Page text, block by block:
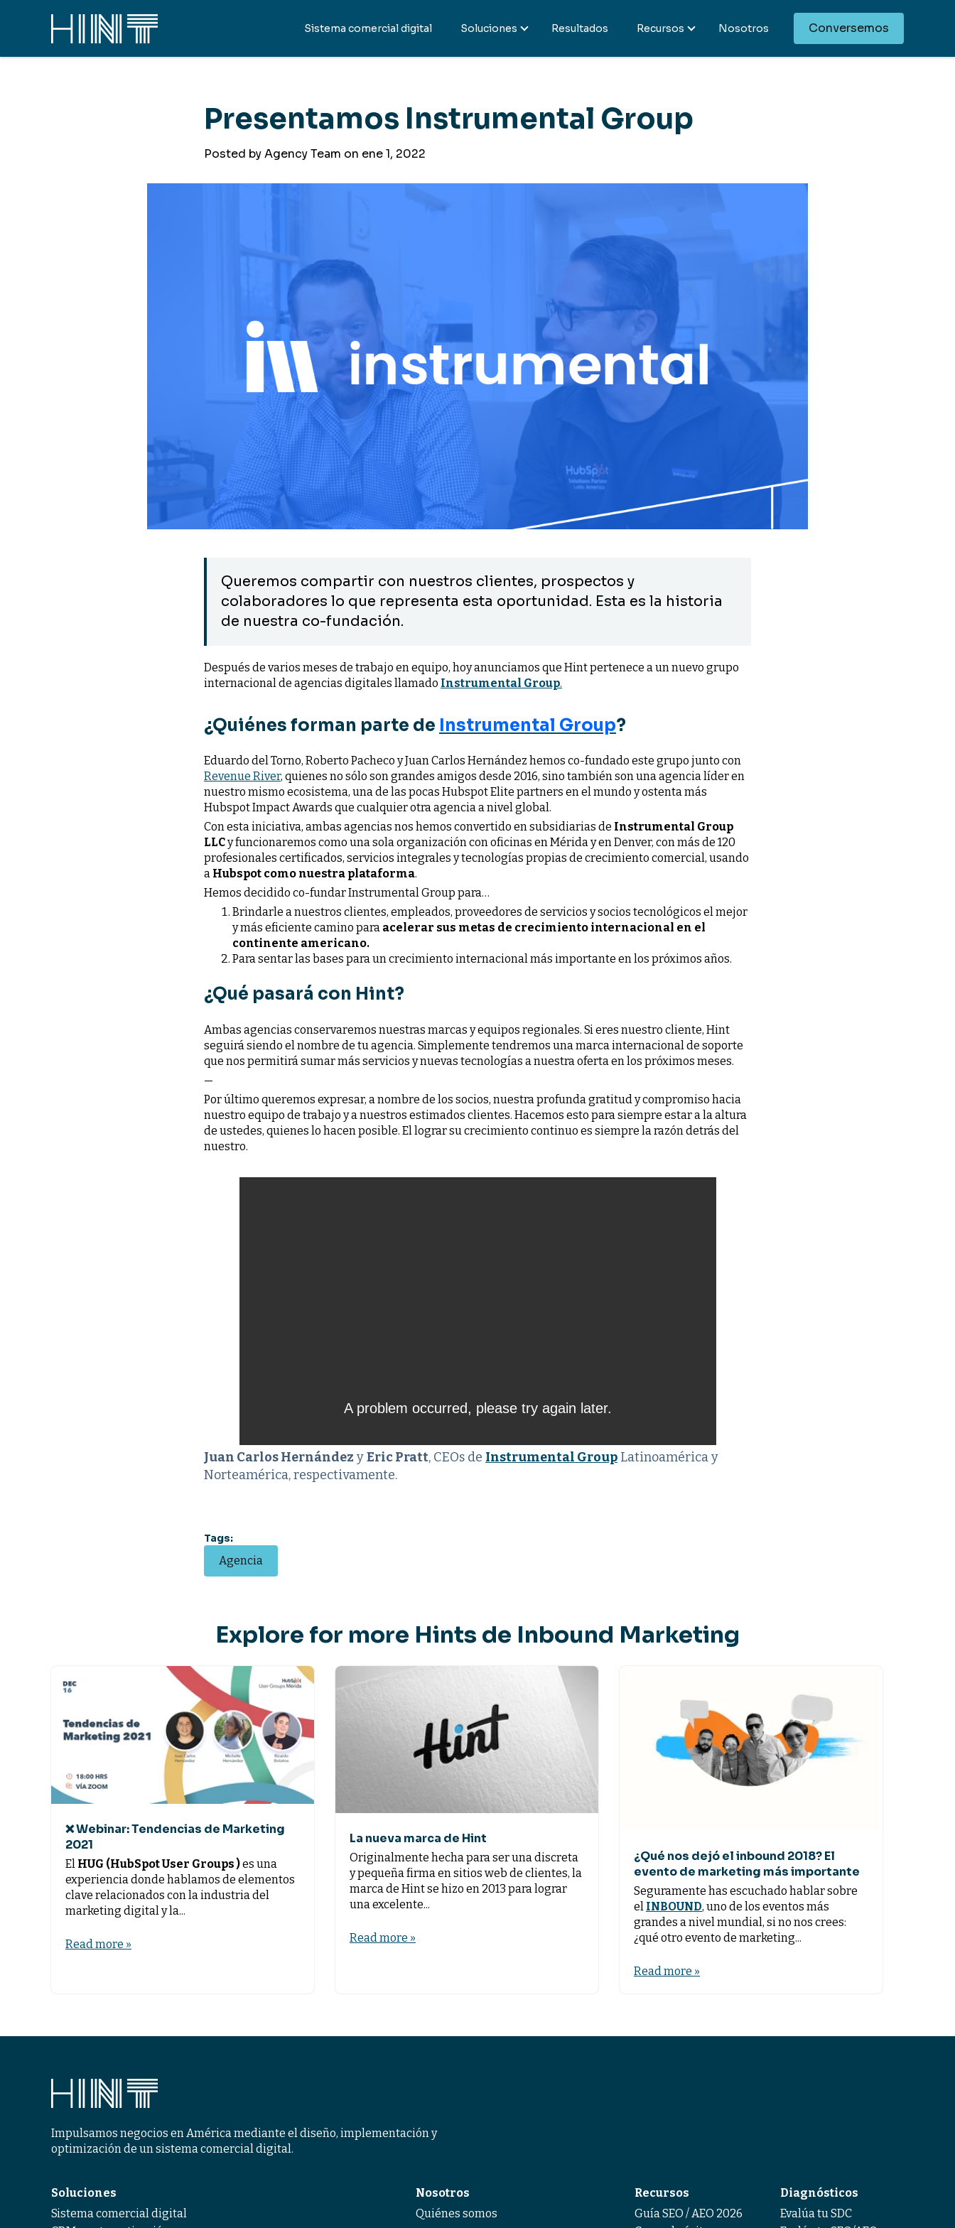
Sistema comercial digital Soluciones Resultados Recursos Nosotros Conversemos
Presentamos Instrumental Group
Posted by Agency Team on ene 1, 2022
Queremos compartir con nuestros clientes, prospectos y
colaboradores lo que representa esta oportunidad. Esta es la historia
de nuestra co-fundación.
Después de varios meses de trabajo en equipo, hoy anunciamos que Hint pertenece a un nuevo grupo
internacional de agencias digitales llamado Instrumental Group.
¿Quiénes forman parte de Instrumental Group?
Eduardo del Torno, Roberto Pacheco y Juan Carlos Hernández hemos co-fundado este grupo junto con
Revenue River, quienes no sólo son grandes amigos desde 2016, sino también son una agencia líder en
nuestro mismo ecosistema, una de las pocas Hubspot Elite partners en el mundo y ostenta más
Hubspot Impact Awards que cualquier otra agencia a nivel global.
Con esta iniciativa, ambas agencias nos hemos convertido en subsidiarias de Instrumental Group
LLCy funcionaremos como una sola organización con oficinas en Mérida y en Denver, con más de 120
profesionales certificados, servicios integrales y tecnologías propias de crecimiento comercial, usando
a Hubspot como nuestra plataforma.
Hemos decidido co-fundar Instrumental Group para…
Brindarle a nuestros clientes, empleados, proveedores de servicios y socios tecnológicos el mejor
y más eficiente camino para acelerar sus metas de crecimiento internacional en el
continente americano.
Para sentar las bases para un crecimiento internacional más importante en los próximos años.
¿Qué pasará con Hint?
Ambas agencias conservaremos nuestras marcas y equipos regionales. Si eres nuestro cliente, Hint
seguirá siendo el nombre de tu agencia. Simplemente tendremos una marca internacional de soporte
que nos permitirá sumar más servicios y nuevas tecnologías a nuestra oferta en los próximos meses.
—
Por último queremos expresar, a nombre de los socios, nuestra profunda gratitud y compromiso hacia
nuestro equipo de trabajo y a nuestros estimados clientes. Hacemos esto para siempre estar a la altura
de ustedes, quienes lo hacen posible. El lograr su crecimiento continuo es siempre la razón detrás del
nuestro.
Juan Carlos Hernández yEric Pratt, CEOs de Instrumental Group Latinoamérica y
Norteamérica, respectivamente.
Tags:
Agencia
Explore for more Hints de Inbound Marketing
❌ Webinar: Tendencias de Marketing
2021
El HUG (HubSpot User Groups )es una
experiencia donde hablamos de elementos
clave relacionados con la industria del
marketing digital y la...
Read more »
La nueva marca de Hint
Originalmente hecha para ser una discreta
y pequeña firma en sitios web de clientes, la
marca de Hint se hizo en 2013 para lograr
una excelente...
Read more »
¿Qué nos dejó el inbound 2018? El
evento de marketing más importante
Seguramente has escuchado hablar sobre
el INBOUND, uno de los eventos más
grandes a nivel mundial, si no nos crees:
¿qué otro evento de marketing...
Read more »
Impulsamos negocios en América mediante el diseño, implementación y
optimización de un sistema comercial digital.
Soluciones
Sistema comercial digital
Nosotros
Quiénes somos
Recursos
Guía SEO / AEO 2026
Diagnósticos
Evalúa tu SDC